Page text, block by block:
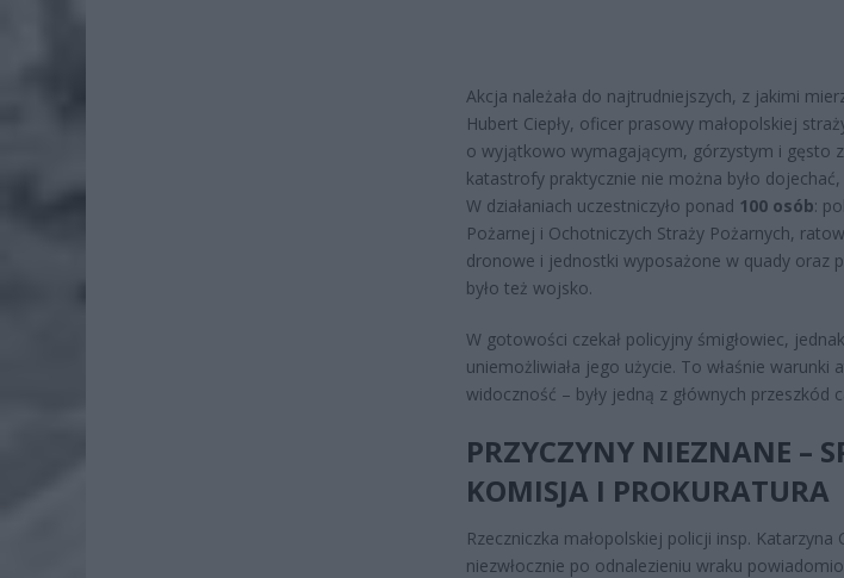
Akcja należała do najtrudniejszych, z jakimi
Hubert Ciepły, oficer prasowy małopolskiej
o wyjątkowo wymagającym, górzystym i gęsto
katastrofy praktycznie nie można było
W działaniach uczestniczyło ponad 100 osób:
Pożarnej i Ochotniczych Straży Pożarnych,
dronowe i jednostki wyposażone w quady oraz
było też wojsko.
W gotowości czekał policyjny śmigłowiec,
uniemożliwiała jego użycie. To właśnie warunki
widoczność – były jedną z głównych przeszkód
PRZYCZYNY NIEZNANE –
KOMISJA I PROKURATURA
Rzeczniczka małopolskiej policji insp. Katarzyna
niezwłocznie po odnalezieniu wraku